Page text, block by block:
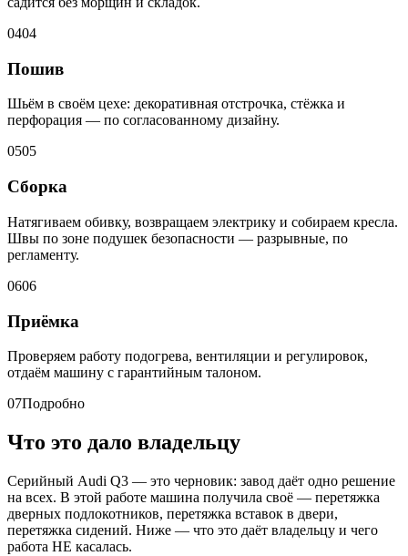
0404
Пошив
Шьём в своём цехе: декоративная отстрочка, стёжка и
перфорация — по согласованному дизайну.
0505
Сборка
Натягиваем обивку, возвращаем электрику и собираем кресла.
Швы по зоне подушек безопасности — разрывные, по
регламенту.
0606
Приёмка
Проверяем работу подогрева, вентиляции и регулировок,
отдаём машину с гарантийным талоном.
07Подробно
Что это дало владельцу
Серийный Audi Q3 — это черновик: завод даёт одно решение
на всех. В этой работе машина получила своё — перетяжка
дверных подлокотников, перетяжка вставок в двери,
перетяжка сидений. Ниже — что это даёт владельцу и чего
работа НЕ касалась.